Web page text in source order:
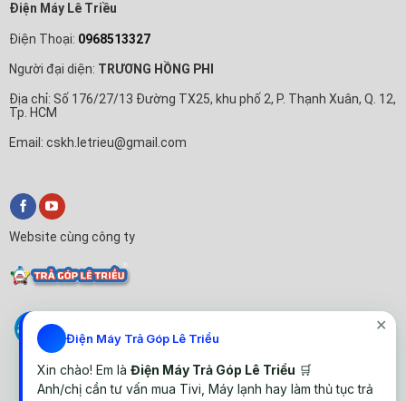
Điện Máy Lê Triều
Điện Thoại: 0968513327
Người đại diện: TRƯƠNG HỒNG PHI
Địa chỉ: Số 176/27/13 Đường TX25, khu phố 2, P. Thạnh Xuân, Q. 12,
Tp. HCM
Email: cskh.letrieu@gmail.com
Website cùng công ty
✕
Điện Máy Trả Góp Lê Triều
Xin chào! Em là Điện Máy Trả Góp Lê Triều 🛒
Anh/chị cần tư vấn mua Tivi, Máy lạnh hay làm thủ tục trả